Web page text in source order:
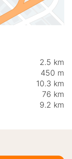
2.5 km
450 m
10.3 km
76 km
9.2 km